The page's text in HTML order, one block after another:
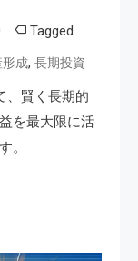
Tagged
形成, 長期投資
、賢く長期的
を最大限に活
。